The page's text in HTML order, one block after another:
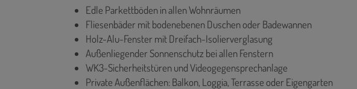
Edle Parkettböden in allen Wohnräumen
Fliesenbäder mit bodenebenen Duschen oder Badewannen
Holz-Alu-Fenster mit Dreifach-Isolierverglasung
Außenliegender Sonnenschutz bei allen Fenstern
WK3-Sicherheitstüren und Videogegensprechanlage
Private Außenflächen: Balkon, Loggia, Terrasse oder Eigengarten